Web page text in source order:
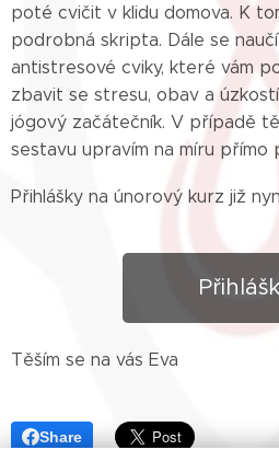
poté cvičit v klidu domova. K
podrobná skripta. Dále se
antistresové cviky, které vám
zbavit se stresu, obav a
jógový začátečník. V případě
sestavu upravím na míru přímo
Přihlášky na únorový kurz již
Těším se na vás Eva
Share